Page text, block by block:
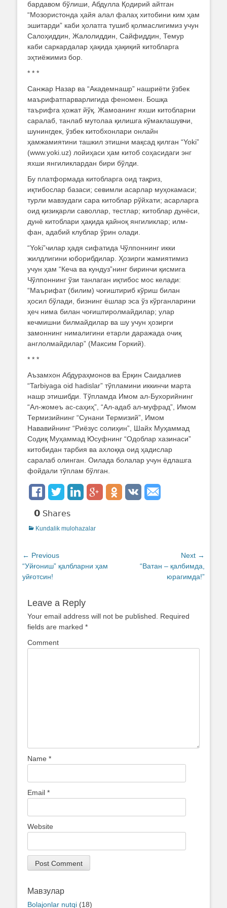
бардавом бўлиши, Абдулла Қодирий айтган
“Мозористонда ҳайя алал фалаҳ хитобини ким ҳам
эшитарди” каби ҳолатга тушиб қолмаслигимиз учун
Салоҳиддин, Жалолиддин, Сайфиддин, Темур
каби саркардалар ҳақида ҳақиқий китобларга
эҳтиёжимиз бор.
* * *
Санжар Назар ва “Академнашр” нашриёти ўзбек
маърифатпарварлигида феномен. Бошқа
таърифга ҳожат йўқ. Жамоанинг яхши китобларни
саралаб, танлаб мутолаа қилишга кўмаклашувчи,
шунингдек, ўзбек китобхонлари онлайн
ҳамжамиятини ташкил этишни мақсад қилган “Yoki”
(www.yoki.uz) лойиҳаси ҳам китоб соҳасидаги энг
яхши янгиликлардан бири бўлди.
Бу платформада китобларга оид тақриз,
иқтибослар базаси; севимли асарлар муҳокамаси;
турли мавзудаги сара китоблар рўйхати; асарларга
оид қизиқарли саволлар, тестлар; китоблар дунёси,
дунё китоблари ҳақида қайноқ янгиликлар; илм-
фан, адабий клублар ўрин олади.
“Yoki”чилар ҳадя сифатида Чўлпоннинг икки
жилдлигини юборибдилар. Ҳозирги жамиятимиз
учун ҳам “Кеча ва кундуз”нинг биринчи қисмига
Чўлпоннинг ўзи танлаган иқтибос мос келади:
“Маърифат (билим) чоғиштириб кўриш билан
ҳосил бўлади, бизнинг ёшлар эса ўз кўрганларини
ҳеч нима билан чоғиштиролмайдилар; улар
кечмишни билмайдилар ва шу учун ҳозирги
замоннинг нималигини етарли даражада очиқ
англолмайдилар” (Максим Горкий).
* * *
Аъзамхон Абдураҳмонов ва Ёрқин Саидалиев
“Tarbiyaga oid hadislar” тўпламини иккинчи марта
нашр этишибди. Тўпламда Имом ал-Бухорийнинг
“Ал-жомеъ ас-саҳиҳ”, “Ал-адаб ал-муфрад”, Имом
Термизийнинг “Сунани Термизий”, Имом
Нававийнинг “Риёзус солиҳин”, Шайх Муҳаммад
Содиқ Муҳаммад Юсуфнинг “Одоблар хазинаси”
китобидан тарбия ва ахлоққа оид ҳадислар
саралаб олинган. Оилада болалар учун ёдлашга
фойдали тўплам бўлган.
0 Shares
Categories
Kundalik mulohazalar
Post
navigation
← Previous
Previous
post:
“Уйғониш” қалбларни ҳам
уйғотсин!
Next →
“Ватан – қалбимда,
юрагимда!”
Leave a Reply
Your email address will not be published.
Required
fields are marked *
Comment
Name *
Email *
Website
Мавзулар
Bolajonlar nutqi (18)